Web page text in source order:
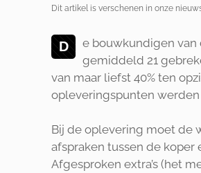
Dit artikel is verschenen in onze
D
e bouwkundigen van
gemiddeld 21
van maar liefst 40% ten
opleveringspunten
Bij de oplevering moet de
afspraken tussen de koper
Afgesproken extra’s (het